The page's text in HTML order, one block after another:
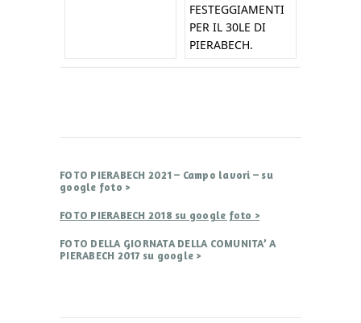
FESTEGGIAMENTI
PER IL 30LE DI
PIERABECH.
FOTO PIERABECH 2021 – Campo lavori – su
google foto >
FOTO PIERABECH 2018 su google foto >
FOTO DELLA GIORNATA DELLA COMUNITA’ A
PIERABECH 2017 su google >